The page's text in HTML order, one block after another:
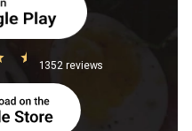
1352 reviews